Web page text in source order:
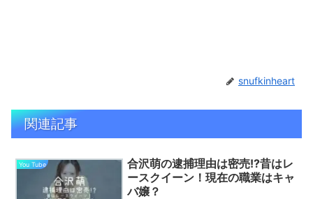
snufkinheart
関連記事
You Tube
合沢萌の逮捕理由は密売!?昔はレ
ースクイーン！現在の職業はキャ
バ嬢？